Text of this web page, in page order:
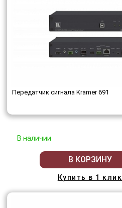
Передатчик сигнала Kramer 691
В наличии
В КОРЗИНУ
Купить в 1 клик